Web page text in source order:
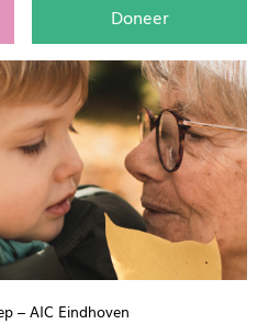
Doneer
– AIC Eindhoven